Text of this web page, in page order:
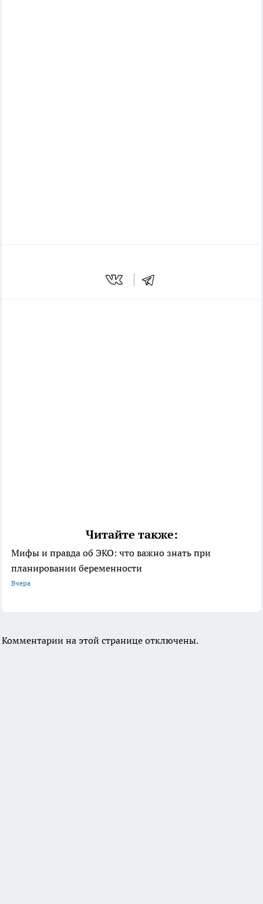
Читайте также:
Мифы и правда об ЭКО: что важно знать при
планировании беременности
Вчера
Комментарии на этой странице отключены.